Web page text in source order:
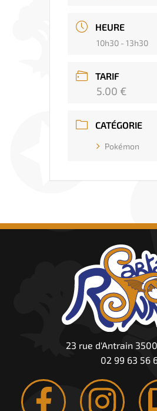
HEURE
10h30 - 13h30
TARIF
5.00 €
CATÉGORIE
Pokémon
23 rue d'Antrain
02 99 63 56